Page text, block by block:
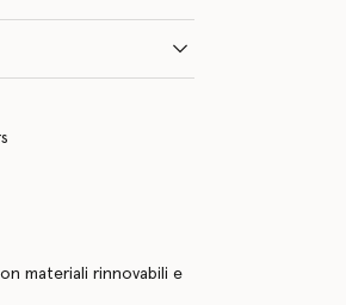
materiali rinnovabili e